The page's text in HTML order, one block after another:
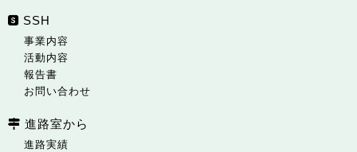
SSH
事業内容
活動内容
報告書
お問い合わせ
進路室から
進路実績